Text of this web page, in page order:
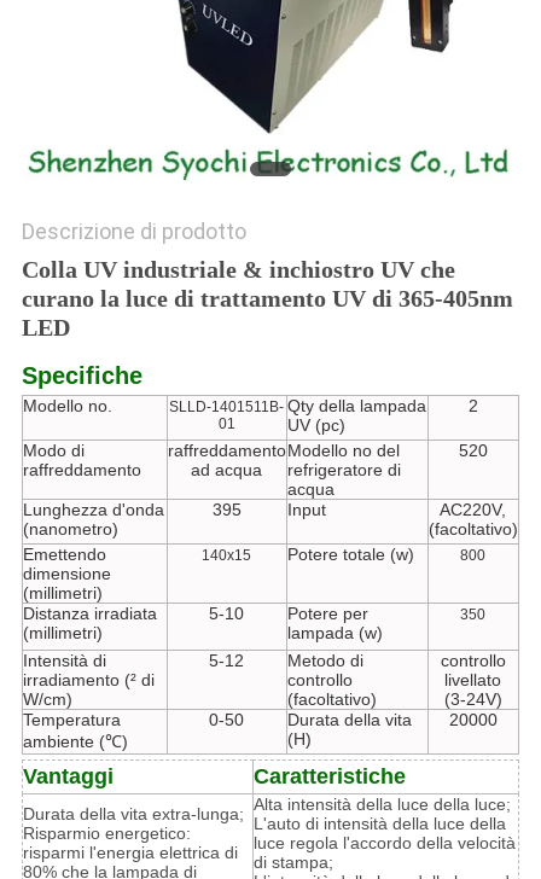
Descrizione di prodotto
Colla UV industriale & inchiostro UV che
curano la luce di trattamento UV di 365-405nm
LED
Specifiche
Modello no.
SLLD-1401511B-
01
Qty della lampada
UV (pc)
2
Modo di
raffreddamento
raffreddamento
ad acqua
Modello no del
refrigeratore di
acqua
520
Lunghezza d'onda
(nanometro)
395 Input
AC220V,
(facoltativo)
Emettendo
dimensione
(millimetri)
140x15 Potere totale (w) 800
Distanza irradiata
(millimetri)
5-10
Potere per
lampada (w)
350
Intensità di
irradiamento (² di
W/cm)
5-12
Metodo di
controllo
(facoltativo)
controllo
livellato
(3-24V)
Temperatura
ambiente (℃)
0-50
Durata della vita
(H)
20000
Vantaggi Caratteristiche
Durata della vita extra-lunga;
Risparmio energetico:
risparmi l'energia elettrica di
80% che la lampada di
Alta intensità della luce della luce;
L'auto di intensità della luce della
luce regola l'accordo della velocità
di stampa;